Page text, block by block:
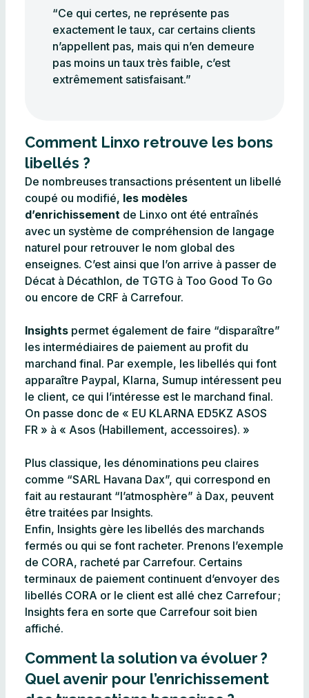
“Ce qui certes, ne représente pas
exactement le taux, car certains clients
n’appellent pas, mais qui n’en demeure
pas moins un taux très faible, c’est
extrêmement satisfaisant.”
Comment Linxo retrouve les bons
libellés ?
De nombreuses transactions présentent un libellé
coupé ou modifié, les modèles
d’enrichissement de Linxo ont été entraînés
avec un système de compréhension de langage
naturel pour retrouver le nom global des
enseignes. C’est ainsi que l’on arrive à passer de
Décat à Décathlon, de TGTG à Too Good To Go
ou encore de CRF à Carrefour.
Insights permet également de faire “disparaître”
les intermédiaires de paiement au profit du
marchand final. Par exemple, les libellés qui font
apparaître Paypal, Klarna, Sumup intéressent peu
le client, ce qui l’intéresse est le marchand final.
On passe donc de « EU KLARNA ED5KZ ASOS
FR » à « Asos (Habillement, accessoires). »
Plus classique, les dénominations peu claires
comme “SARL Havana Dax”, qui correspond en
fait au restaurant “l’atmosphère” à Dax, peuvent
être traitées par Insights.
Enfin, Insights gère les libellés des marchands
fermés ou qui se font racheter. Prenons l’exemple
de CORA, racheté par Carrefour. Certains
terminaux de paiement continuent d’envoyer des
libellés CORA or le client est allé chez Carrefour ;
Insights fera en sorte que Carrefour soit bien
affiché.
Comment la solution va évoluer ?
Quel avenir pour l’enrichissement